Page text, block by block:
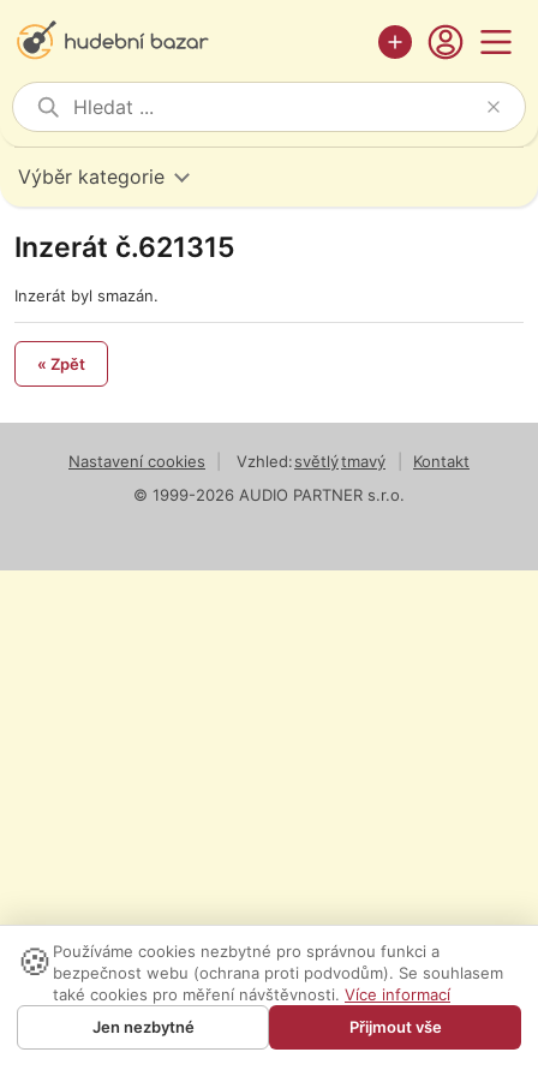
Výběr kategorie
Inzerát č.621315
Inzerát byl smazán.
« Zpět
Nastavení cookies Vzhled:světlýtmavý
Kontakt
© 1999-2026 AUDIO PARTNER s.r.o.
🍪 Používáme cookies nezbytné pro správnou funkci a
bezpečnost webu (ochrana proti podvodům). Se souhlasem
také cookies pro měření návštěvnosti. Více informací
Jen nezbytné
Přijmout vše